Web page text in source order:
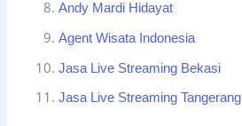
Andy Mardi Hidayat
Agent Wisata Indonesia
Jasa Live Streaming Bekasi
Jasa Live Streaming Tangerang